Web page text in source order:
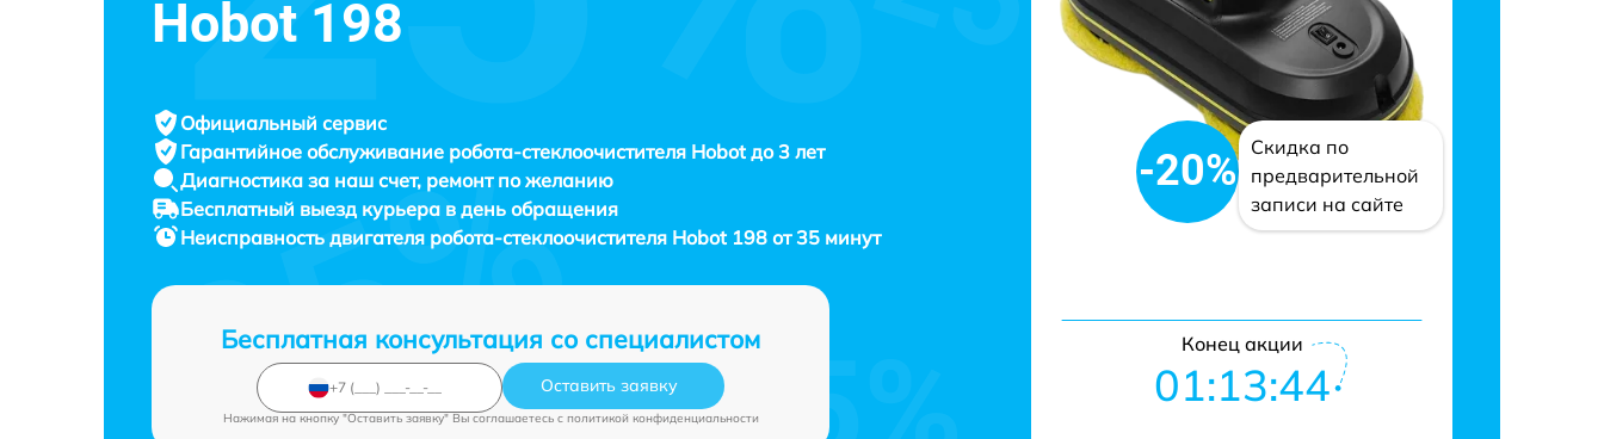
Hobot 198
Официальный сервис
Гарантийное обслуживание робота-стеклоочистителя Hobot до 3 лет
Диагностика за наш счет, ремонт по желанию
Бесплатный выезд курьера в день обращения
Неисправность двигателя робота-стеклоочистителя Hobot 198 от 35 минут
Бесплатная консультация со специалистом
Оставить заявку
Нажимая на кнопку "Оставить заявку" Вы соглашаетесь c политикой конфиденциальности
-20%
Скидка по
предварительной
записи на сайте
Конец акции
01:13:43